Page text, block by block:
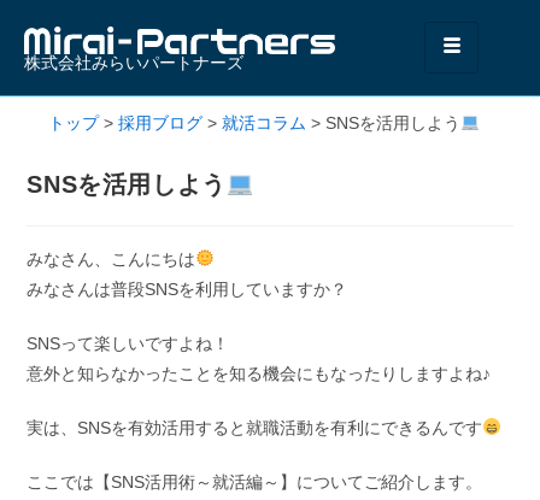
株式会社みらいパートナーズ
トップ> 採用ブログ > 就活コラム > SNSを活用しよう
SNSを活用しよう
みなさん、こんにちは
みなさんは普段SNSを利用していますか？
SNSって楽しいですよね！
意外と知らなかったことを知る機会にもなったりしますよね♪
実は、SNSを有効活用すると就職活動を有利にできるんです
ここでは【SNS活用術～就活編～】についてご紹介します。